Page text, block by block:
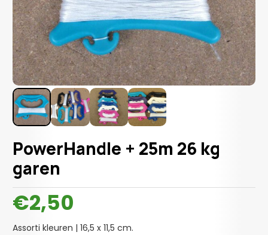
PowerHandle + 25m 26 kg
garen
€2,50
Assorti kleuren | 16,5 x 11,5 cm.